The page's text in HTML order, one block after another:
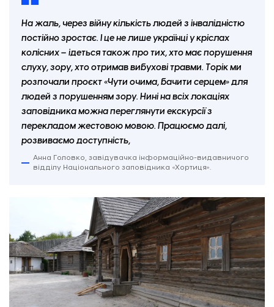
На жаль, через війну кількість людей з інвалідністю
постійно зростає. І це не лише українці у кріслах
колісних – ідеться також про тих, хто має порушення
слуху, зору, хто отримав вибухові травми. Торік ми
розпочали проєкт «Чути очима, бачити серцем» для
людей з порушенням зору. Нині на всіх локаціях
заповідника можна переглянути екскурсії з
перекладом жестовою мовою. Працюємо далі,
розвиваємо доступність,
Анна Головко, завідувачка інформаційно-видавничого
відділу Національного заповідника «Хортиця».